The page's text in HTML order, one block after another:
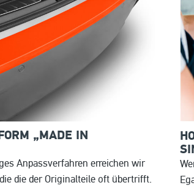
„MADE IN
Anpassverfahren erreichen wir
die der Originalteile oft übertrifft.